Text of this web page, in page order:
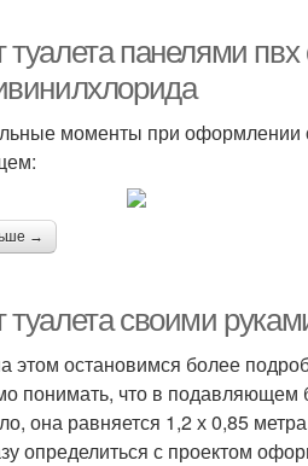
туалета панелями
моменты при оформлении
→
туалета своими
этом остановимся более
понимать, что в подавляющем
она равняется 1,2 х 0,85
определиться с проектом